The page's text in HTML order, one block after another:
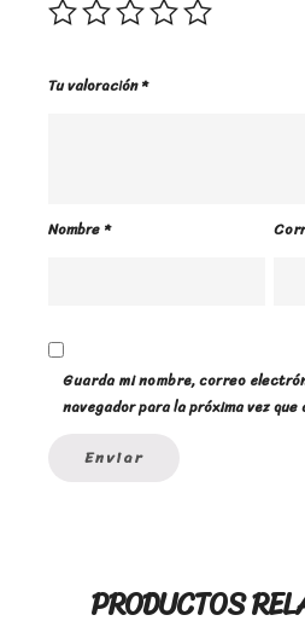
Tu valoración*
Nombre*
Guarda mi nombre, correo
navegador para la próxima vez que
PRODUCTOS